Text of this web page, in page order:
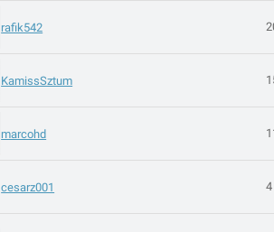
rafik542
KamissSztum
marcohd
cesarz001